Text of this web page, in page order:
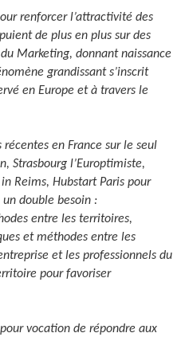
renforcer l’attractivité des
de plus en plus sur des
Marketing, donnant naissance
grandissant s’inscrit
en Europe et à travers le
en France sur le seul
Strasbourg l’Europtimiste,
Reims, Hubstart Paris pour
double besoin :
entre les territoires,
et méthodes entre les
et les professionnels du
pour favoriser
vocation de répondre aux